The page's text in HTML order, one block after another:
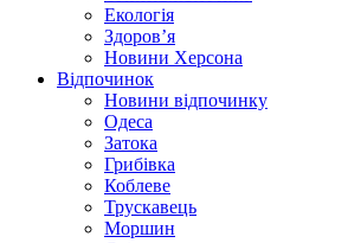
Екологія
Здоров’я
Новини Херсона
Відпочинок
Новини відпочинку
Одеса
Затока
Грибівка
Коблеве
Трускавець
Моршин